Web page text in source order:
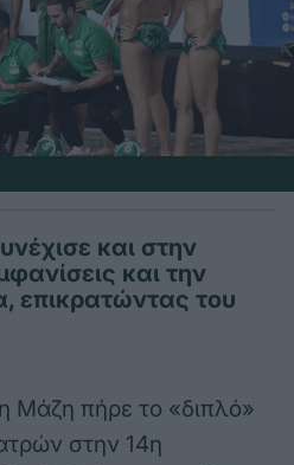
και στην
και την
επικρατώντας του
Μάζη πήρε το «διπλό»
στην 14η